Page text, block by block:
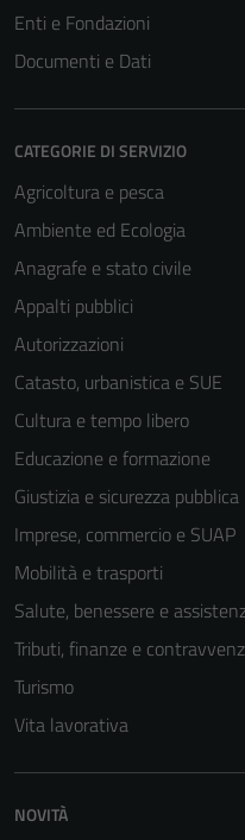
Enti e Fondazioni
Documenti e Dati
CATEGORIE DI SERVIZIO
Agricoltura e pesca
Ambiente ed Ecologia
Anagrafe e stato civile
Appalti pubblici
Autorizzazioni
Catasto, urbanistica e SUE
Cultura e tempo libero
Educazione e formazione
Giustizia e sicurezza pubblica
Imprese, commercio e SUAP
Mobilità e trasporti
Salute, benessere e
Tributi, finanze e
Turismo
Vita lavorativa
NOVITÀ